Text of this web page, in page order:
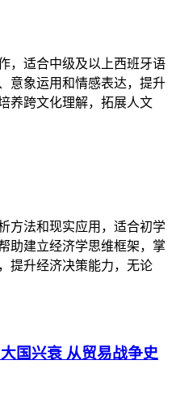
，适合中级及以上西班牙语
意象运用和情感表达，提升
养跨文化理解，拓展人文
方法和现实应用，适合初学
助建立经济学思维框架，掌
提升经济决策能力，无论
国兴衰 从贸易战争史